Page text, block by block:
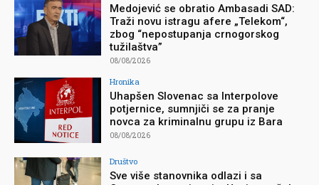
Medojević se obratio Ambasadi SAD:
Traži novu istragu afere „Telekom“,
zbog “nepostupanja crnogorskog
tužilaštva”
08/08/2026
Hronika
Uhapšen Slovenac sa Interpolove
potjernice, sumnjiči se za pranje
novca za kriminalnu grupu iz Bara
08/08/2026
Društvo
Sve više stanovnika odlazi i sa